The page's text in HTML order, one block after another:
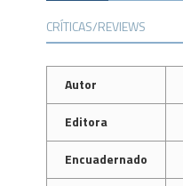
CRÍTICAS/REVIEWS
Autor
Editora
Encuadernado